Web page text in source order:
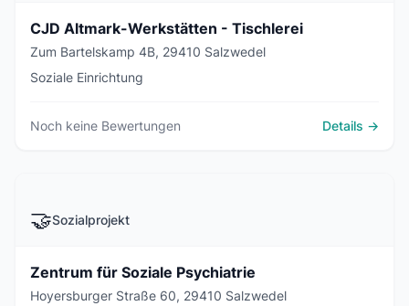
CJD Altmark-Werkstätten - Tischlerei
Zum Bartelskamp 4B, 29410 Salzwedel
Soziale Einrichtung
Noch keine Bewertungen Details →
🤝Sozialprojekt
Zentrum für Soziale Psychiatrie
Hoyersburger Straße 60, 29410 Salzwedel